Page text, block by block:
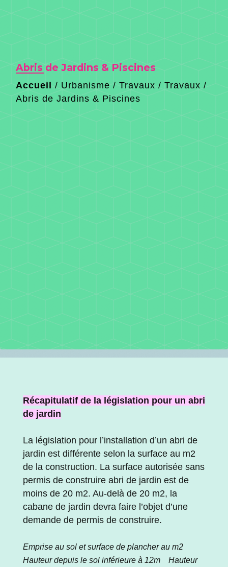
Abris de Jardins & Piscines
Accueil / Urbanisme / Travaux / Travaux /
Abris de Jardins & Piscines
Récapitulatif de la législation pour un abri
de jardin
La législation pour l’installation d’un abri de
jardin est différente selon la surface au m2
de la construction. La surface autorisée sans
permis de construire abri de jardin est de
moins de 20 m2. Au-delà de 20 m2, la
cabane de jardin devra faire l’objet d’une
demande de permis de construire.
Emprise au sol et surface de plancher au m2
Hauteur depuis le sol inférieure à 12m Hauteur